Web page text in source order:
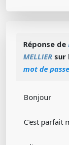
Réponse de
MELLIER sur
mot de passe
Bonjour
C'est parfait